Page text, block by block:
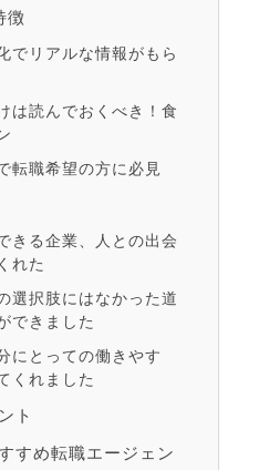
徴
でリアルな情報がもら
は読んでおくべき！食
転職希望の方に必見
きる企業、人との出会
れた
選択肢にはなかった道
できました
にとっての働きやす
くれました
ト
すめ転職エージェン